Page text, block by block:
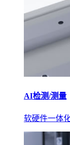
AI检测/测量
软硬件一体